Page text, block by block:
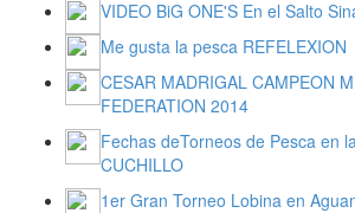
VIDEO BiG ONE'S En el Salto
Me gusta la pesca REFELEXION
CESAR MADRIGAL CAMPEON
FEDERATION 2014
Fechas deTorneos de Pesca en
CUCHILLO
1er Gran Torneo Lobina en